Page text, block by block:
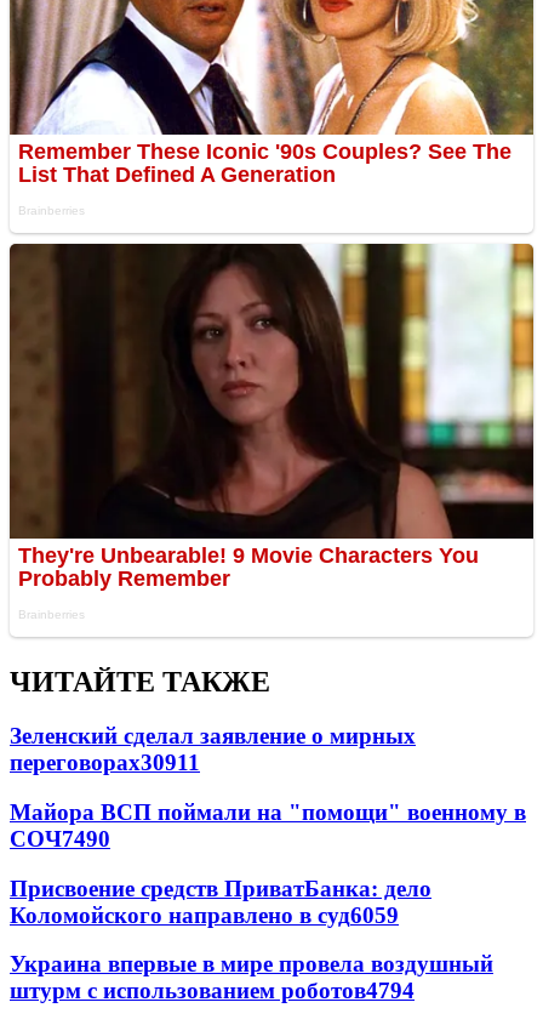
ЧИТАЙТЕ ТАКЖЕ
Зеленский сделал заявление о мирных
переговорах30911
Майора ВСП поймали на "помощи" военному в
СОЧ7490
Присвоение средств ПриватБанка: дело
Коломойского направлено в суд6059
Украина впервые в мире провела воздушный
штурм с использованием роботов4794